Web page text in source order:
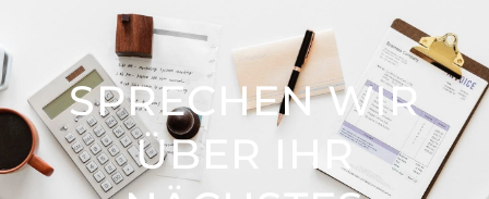
SPRECHEN WIR
ÜBER IHR